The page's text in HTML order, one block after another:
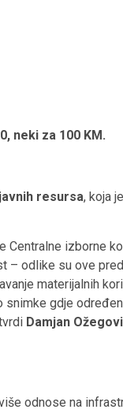
neki za 100 KM.
resursa, koja
Centralne izborne
– odlike su ove
materijalnih
gdje
Damjan
odnose na